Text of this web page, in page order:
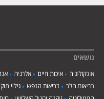
נושאים
אונקולוגיה איכות חיים אלרגיה
בריאות הלב
בריאות הנפש גילוי